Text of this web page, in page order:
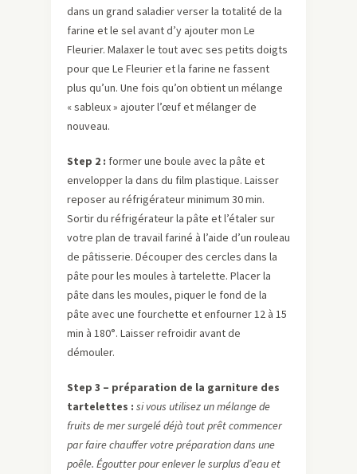
dans un grand saladier verser la totalité de la
farine et le sel avant d’y ajouter mon Le
Fleurier. Malaxer le tout avec ses petits doigts
pour que Le Fleurier et la farine ne fassent
plus qu’un. Une fois qu’on obtient un mélange
« sableux » ajouter l’œuf et mélanger de
nouveau.
Step 2 : former une boule avec la pâte et
envelopper la dans du film plastique. Laisser
reposer au réfrigérateur minimum 30 min.
Sortir du réfrigérateur la pâte et l’étaler sur
votre plan de travail fariné à l’aide d’un rouleau
de pâtisserie. Découper des cercles dans la
pâte pour les moules à tartelette. Placer la
pâte dans les moules, piquer le fond de la
pâte avec une fourchette et enfourner 12 à 15
min à 180°. Laisser refroidir avant de
démouler.
Step 3 – préparation de la garniture des
tartelettes : si vous utilisez un mélange de
fruits de mer surgelé déjà tout prêt commencer
par faire chauffer votre préparation dans une
poêle. Égoutter pour enlever le surplus d’eau et